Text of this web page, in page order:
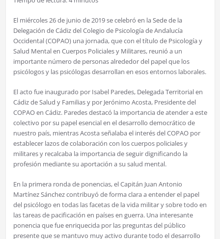
El miércoles 26 de junio de 2019 se celebró en la Sede de la
Delegación de Cádiz del Colegio de Psicología de Andalucía
Occidental (COPAO) una jornada, que con el título de Psicología y
Salud Mental en Cuerpos Policiales y Militares, reunió a un
importante número de personas alrededor del papel que los
psicólogos y las psicólogas desarrollan en esos entornos laborales.
El acto fue inaugurado por Isabel Paredes, Delegada Territorial en
Cádiz de Salud y Familias y por Jerónimo Acosta, Presidente del
COPAO en Cádiz. Paredes destacó la importancia de atender a este
colectivo por su papel esencial en el desarrollo democrático de
nuestro país, mientras Acosta señalaba el interés del COPAO por
establecer lazos de colaboración con los cuerpos policiales y
militares y recalcaba la importancia de seguir dignificando la
profesión mediante su aportación a su salud mental.
En la primera ronda de ponencias, el Capitán Juan Antonio
Martínez Sánchez contribuyó de forma clara a entender el papel
del psicólogo en todas las facetas de la vida militar y sobre todo en
las tareas de pacificación en países en guerra. Una interesante
ponencia que fue enriquecida por las preguntas del público
presente que se mantuvo muy activo durante todo el desarrollo